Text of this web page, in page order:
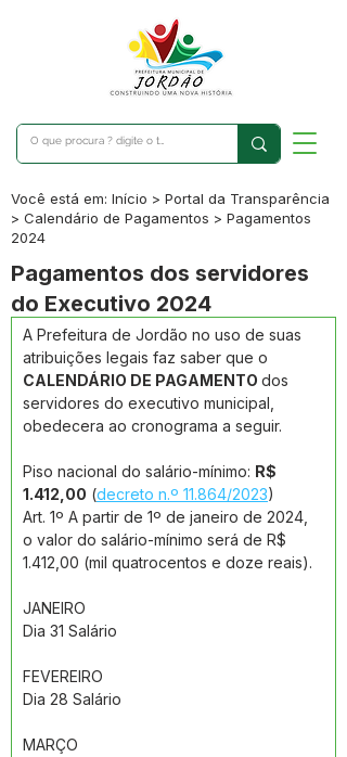
Você está em: Início > Portal da Transparência
> Calendário de Pagamentos > Pagamentos
2024
Pagamentos dos servidores
do Executivo 2024
A Prefeitura de Jordão no uso de suas
atribuições legais faz saber que o
CALENDÁRIO DE PAGAMENTO dos
servidores do executivo municipal,
obedecera ao cronograma a seguir.
Piso nacional do salário-mínimo: R$
1.412,00 (decreto n.º 11.864/2023)
Art. 1º A partir de 1º de janeiro de 2024,
o valor do salário-mínimo será de R$
1.412,00 (mil quatrocentos e doze reais).
JANEIRO
Dia 31 Salário
FEVEREIRO
Dia 28 Salário
MARÇO